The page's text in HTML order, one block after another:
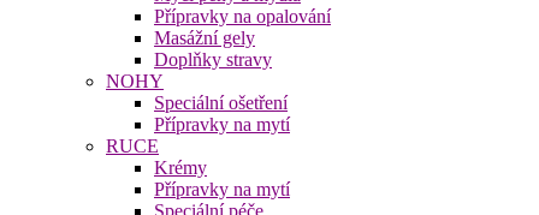
Přípravky na opalování
Masážní gely
Doplňky stravy
NOHY
Speciální ošetření
Přípravky na mytí
RUCE
Krémy
Přípravky na mytí